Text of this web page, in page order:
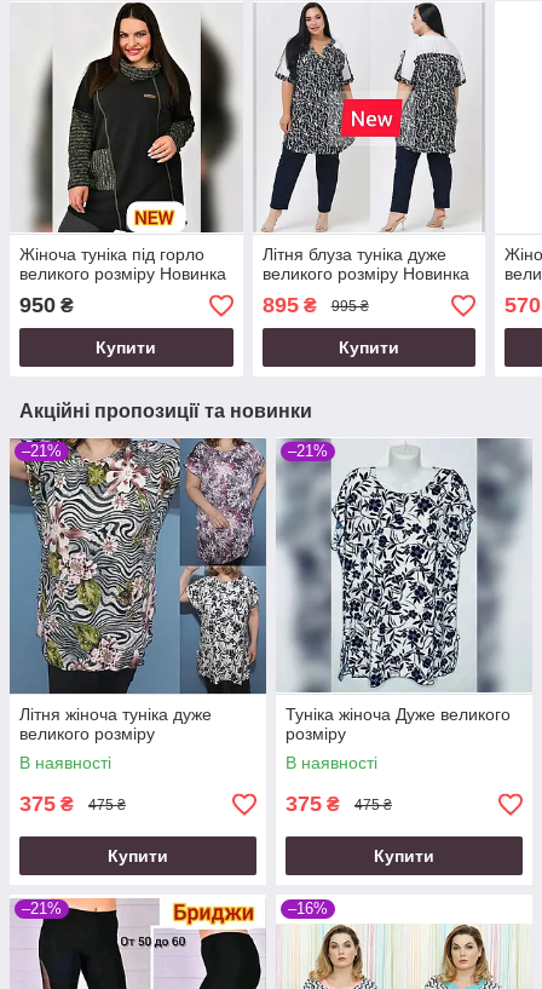
Жіноча туніка під горло
великого розміру Новинка
950 ₴
Купити
Літня блуза туніка дуже
великого розміру Новинка
895₴ 995 ₴
Купити
570
Акційні пропозиції та новинки
–21%
Літня жіноча туніка дуже
великого розміру
В наявності
375 ₴ 475 ₴
Купити
–21%
Туніка жіноча Дуже великого
розміру
В наявності
375 ₴ 475 ₴
Купити
–21% –16%